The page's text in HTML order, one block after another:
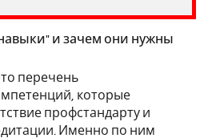
и зачем они нужны
перечень
которые
профстандарту и
Именно по ним